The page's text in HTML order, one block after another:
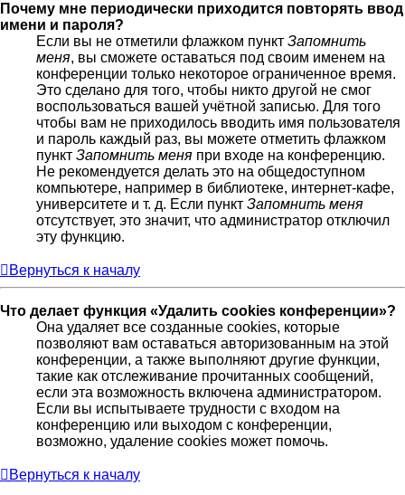
Почему мне периодически приходится повторять ввод
имени и пароля?
Если вы не отметили флажком пункт Запомнить
меня, вы сможете оставаться под своим именем на
конференции только некоторое ограниченное время.
Это сделано для того, чтобы никто другой не смог
воспользоваться вашей учётной записью. Для того
чтобы вам не приходилось вводить имя пользователя
и пароль каждый раз, вы можете отметить флажком
пункт Запомнить меня при входе на конференцию.
Не рекомендуется делать это на общедоступном
компьютере, например в библиотеке, интернет-кафе,
университете и т. д. Если пункт Запомнить меня
отсутствует, это значит, что администратор отключил
эту функцию.
Вернуться к началу
Что делает функция «Удалить cookies конференции»?
Она удаляет все созданные cookies, которые
позволяют вам оставаться авторизованным на этой
конференции, а также выполняют другие функции,
такие как отслеживание прочитанных сообщений,
если эта возможность включена администратором.
Если вы испытываете трудности с входом на
конференцию или выходом с конференции,
возможно, удаление cookies может помочь.
Вернуться к началу